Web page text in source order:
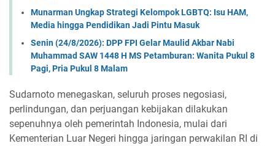
Munarman Ungkap Strategi Kelompok LGBTQ: Isu HAM,
Media hingga Pendidikan Jadi Pintu Masuk
Senin (24/8/2026): DPP FPI Gelar Maulid Akbar Nabi
Muhammad SAW 1448 H MS Petamburan: Wanita Pukul 8
Pagi, Pria Pukul 8 Malam
Sudarnoto menegaskan, seluruh proses negosiasi,
perlindungan, dan perjuangan kebijakan dilakukan
sepenuhnya oleh pemerintah Indonesia, mulai dari
Kementerian Luar Negeri hingga jaringan perwakilan RI di